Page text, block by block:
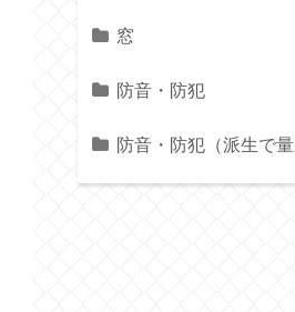
窓
防音・防犯
防音・防犯（派生で量